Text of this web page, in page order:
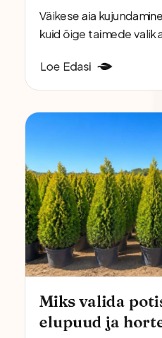
Väikese aia
kuid õige taimede valik
Loe Edasi
Miks valida
elupuud ja